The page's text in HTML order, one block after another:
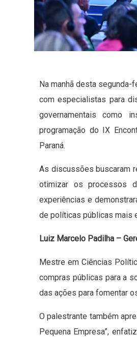
Na manhã desta
com especialistas para
governamentais como
programação do IX
Paraná.
As discussões buscaram
otimizar os processos
experiências e
de políticas públicas mais
Luiz Marcelo Padilha –
Mestre em Ciências
compras públicas para a
das ações para fomentar
O palestrante também
Pequena Empresa”,